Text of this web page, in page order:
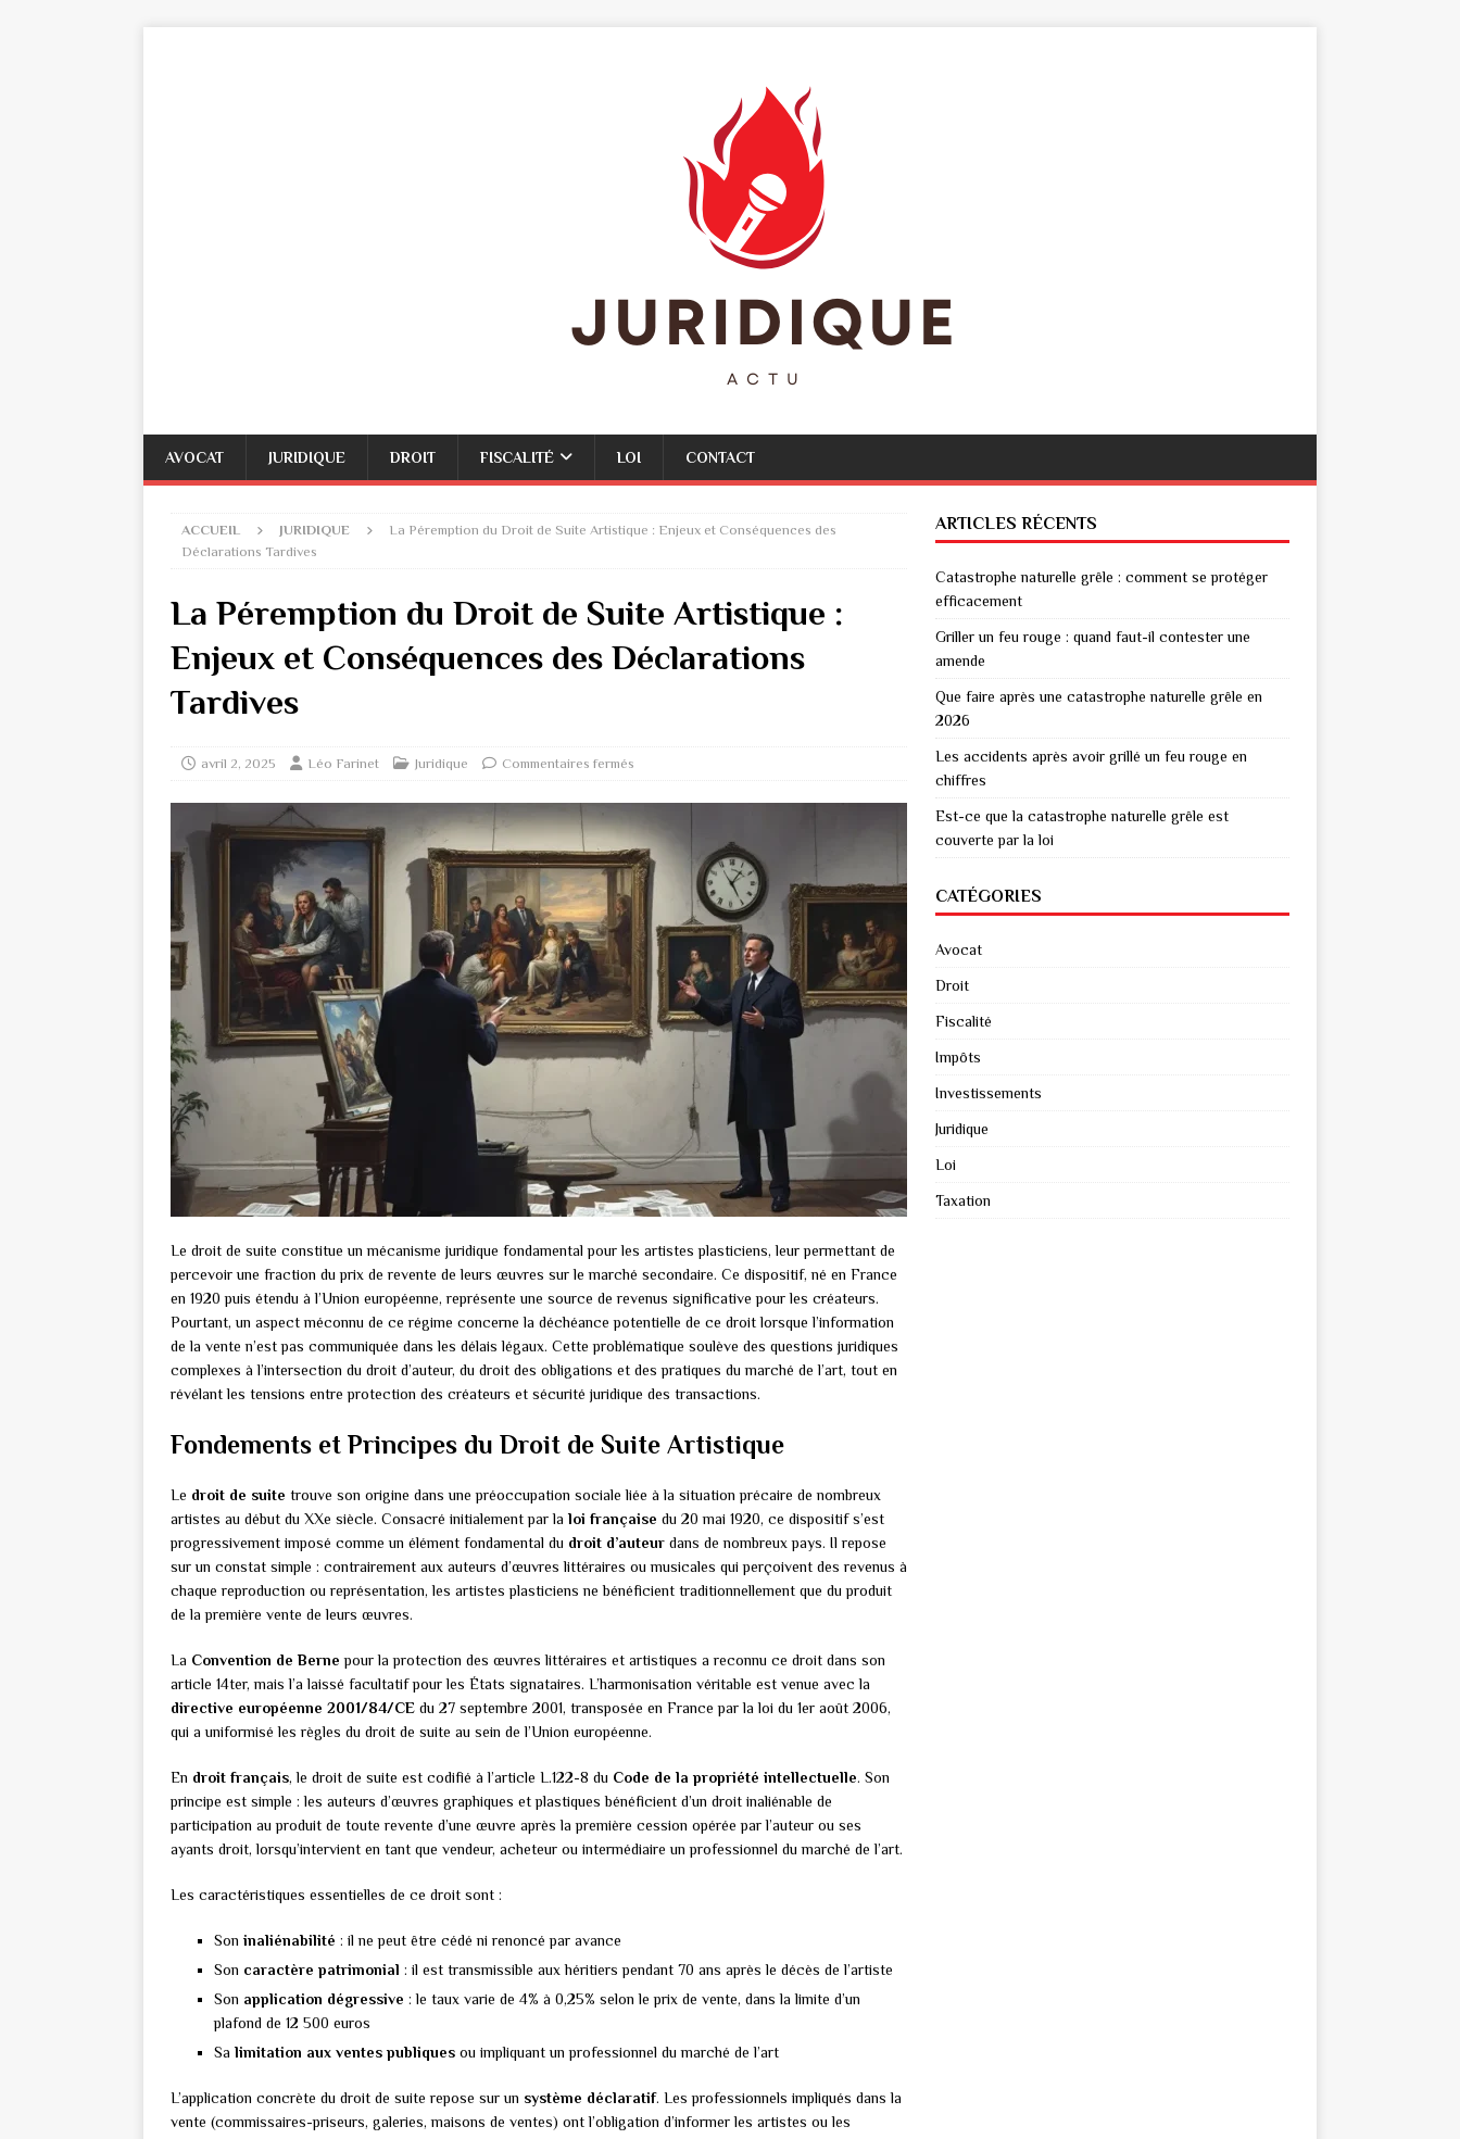
AVOCAT JURIDIQUE DROIT FISCALITÉ LOI CONTACT
ACCUEIL JURIDIQUE
La Péremption du Droit de Suite Artistique : Enjeux et Conséquences des
Déclarations Tardives
La Péremption du Droit de Suite Artistique :
Enjeux et Conséquences des Déclarations
Tardives
avril 2, 2025 Léo Farinet Juridique Commentaires fermés
Le droit de suite constitue un mécanisme juridique fondamental pour les artistes plasticiens, leur permettant de
percevoir une fraction du prix de revente de leurs œuvres sur le marché secondaire. Ce dispositif, né en France
en 1920 puis étendu à l’Union européenne, représente une source de revenus significative pour les créateurs.
Pourtant, un aspect méconnu de ce régime concerne la déchéance potentielle de ce droit lorsque l’information
de la vente n’est pas communiquée dans les délais légaux. Cette problématique soulève des questions juridiques
complexes à l’intersection du droit d’auteur, du droit des obligations et des pratiques du marché de l’art, tout en
révélant les tensions entre protection des créateurs et sécurité juridique des transactions.
Fondements et Principes du Droit de Suite Artistique
Le droit de suite trouve son origine dans une préoccupation sociale liée à la situation précaire de nombreux
artistes au début du XXe siècle. Consacré initialement par la loi française du 20 mai 1920, ce dispositif s’est
progressivement imposé comme un élément fondamental du droit d’auteur dans de nombreux pays. Il repose
sur un constat simple : contrairement aux auteurs d’œuvres littéraires ou musicales qui perçoivent des revenus à
chaque reproduction ou représentation, les artistes plasticiens ne bénéficient traditionnellement que du produit
de la première vente de leurs œuvres.
La Convention de Berne pour la protection des œuvres littéraires et artistiques a reconnu ce droit dans son
article 14ter, mais l’a laissé facultatif pour les États signataires. L’harmonisation véritable est venue avec la
directive européenne 2001/84/CE du 27 septembre 2001, transposée en France par la loi du 1er août 2006,
qui a uniformisé les règles du droit de suite au sein de l’Union européenne.
En droit français, le droit de suite est codifié à l’article L.122-8 du Code de la propriété intellectuelle. Son
principe est simple : les auteurs d’œuvres graphiques et plastiques bénéficient d’un droit inaliénable de
participation au produit de toute revente d’une œuvre après la première cession opérée par l’auteur ou ses
ayants droit, lorsqu’intervient en tant que vendeur, acheteur ou intermédiaire un professionnel du marché de l’art.
Les caractéristiques essentielles de ce droit sont :
Son inaliénabilité : il ne peut être cédé ni renoncé par avance
Son caractère patrimonial : il est transmissible aux héritiers pendant 70 ans après le décès de l’artiste
Son application dégressive : le taux varie de 4% à 0,25% selon le prix de vente, dans la limite d’un
plafond de 12 500 euros
Sa limitation aux ventes publiques ou impliquant un professionnel du marché de l’art
L’application concrète du droit de suite repose sur un système déclaratif. Les professionnels impliqués dans la
vente (commissaires-priseurs, galeries, maisons de ventes) ont l’obligation d’informer les artistes ou les
ARTICLES RÉCENTS
Catastrophe naturelle grêle : comment se protéger
efficacement
Griller un feu rouge : quand faut-il contester une
amende
Que faire après une catastrophe naturelle grêle en
2026
Les accidents après avoir grillé un feu rouge en
chiffres
Est-ce que la catastrophe naturelle grêle est
couverte par la loi
CATÉGORIES
Avocat
Droit
Fiscalité
Impôts
Investissements
Juridique
Loi
Taxation